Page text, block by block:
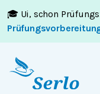
🎓 Ui, schon
Springe zumInhalt